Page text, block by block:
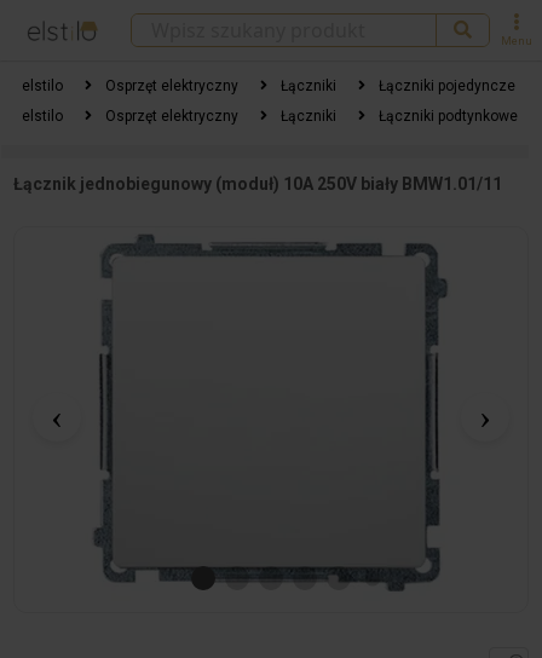
Menu
elstilo Osprzęt elektryczny Łączniki
Łączniki pojedyncze
elstilo
Osprzęt elektryczny Łączniki Łączniki podtynkowe
Łącznik jednobiegunowy (moduł) 10A 250V biały BMW1.01/11